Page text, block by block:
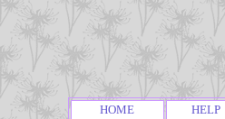
HOME HELP